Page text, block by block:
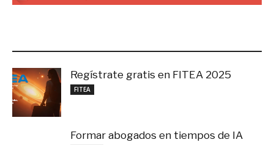
Regístrate gratis en FITEA 2025
FITEA
Formar abogados en tiempos de IA